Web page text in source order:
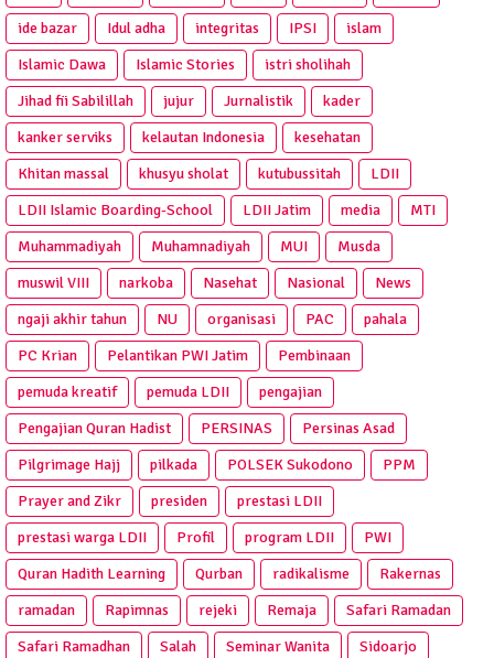
ide bazar
Idul adha integritas IPSI
islam
Islamic Dawa
Islamic Stories
istri sholihah
Jihad fii Sabilillah
jujur Jurnalistik
kader
kanker serviks
kelautan Indonesia
kesehatan
Khitan massal
khusyu sholat kutubussitah
LDII
LDII Islamic Boarding-School
LDII Jatim media
MTI
Muhammadiyah
Muhamnadiyah MUI
Musda
muswil VIII
narkoba Nasehat Nasional
News
ngaji akhir tahun
NU organisasi PAC
pahala
PC Krian
Pelantikan PWI Jatim
Pembinaan
pemuda kreatif
pemuda LDII
pengajian
Pengajian Quran Hadist
PERSINAS
Persinas Asad
Pilgrimage Hajj
pilkada POLSEK Sukodono
PPM
Prayer and Zikr
presiden
prestasi LDII
prestasi warga LDII
Profil program LDII
PWI
Quran Hadith Learning
Qurban radikalisme
Rakernas
ramadan
Rapimnas rejeki Remaja
Safari Ramadan
Safari Ramadhan
Salah Seminar Wanita
Sidoarjo